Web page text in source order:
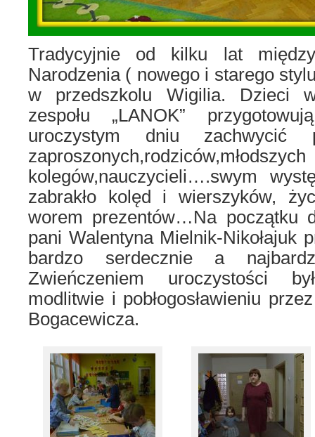
Tradycyjnie od kilku lat
Narodzenia ( nowego i starego
w przedszkolu Wigilia. Dzieci
zespołu „LANOK”
uroczystym dniu zachwycić
zaproszonych,rodziców,młodszych
kolegów,nauczycieli….swym
zabrakło kolęd i wierszyków,
worem prezentów…Na początku
pani Walentyna Mielnik-Nikołajuk
bardzo serdecznie a
Zwieńczeniem uroczystości
modlitwie i pobłogosławieniu
Bogacewicza.